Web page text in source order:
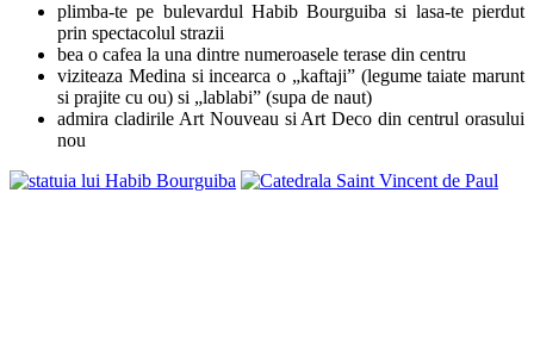
plimba-te pe bulevardul Habib Bourguiba si lasa-te pierdut
prin spectacolul strazii
bea o cafea la una dintre numeroasele terase din centru
viziteaza Medina si incearca o „kaftaji” (legume taiate marunt
si prajite cu ou) si „lablabi” (supa de naut)
admira cladirile Art Nouveau si Art Deco din centrul orasului
nou